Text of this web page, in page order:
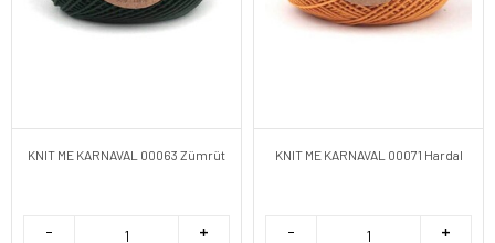
KNIT ME KARNAVAL 00063 Zümrüt KNIT ME KARNAVAL 00071 Hardal